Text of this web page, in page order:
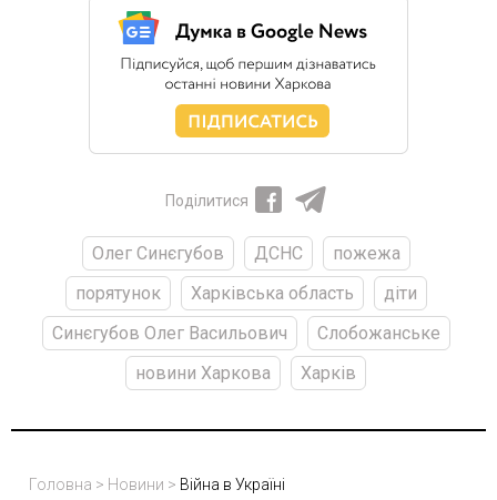
Поділитися
Олег Синєгубов ДСНС
пожежа
порятунок
Харківська область
діти
Синєгубов Олег Васильович
Слобожанське
новини Харкова
Харків
Головна > Новини > Війна в Україні